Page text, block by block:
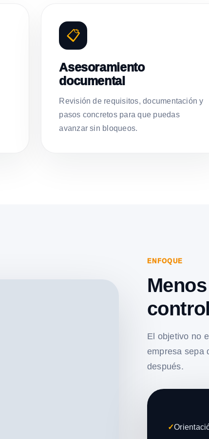
📋
Asesoramiento
documental
Revisión de requisitos, documentación y
pasos concretos para que puedas
avanzar sin bloqueos.
ENFOQUE
El objetivo no
empresa sepa
después.
✓